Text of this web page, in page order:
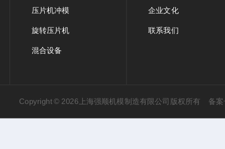
压片机冲模
旋转压片机
混合设备
企业文化
联系我们
Copyright © 2026上海强顺机模制造有限公司版权所有 备